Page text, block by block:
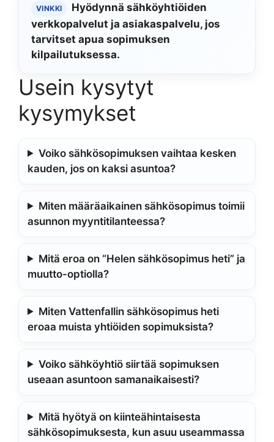
VINKKI
Hyödynnä sähköyhtiöiden
verkkopalvelut ja asiakaspalvelu, jos
tarvitset apua sopimuksen
kilpailutuksessa.
Usein kysytyt
kysymykset
Voiko sähkösopimuksen vaihtaa kesken
kauden, jos on kaksi asuntoa?
Miten määräaikainen sähkösopimus toimii
asunnon myyntitilanteessa?
Mitä eroa on “Helen sähkösopimus heti” ja
muutto-optiolla?
Miten Vattenfallin sähkösopimus heti
eroaa muista yhtiöiden sopimuksista?
Voiko sähköyhtiö siirtää sopimuksen
useaan asuntoon samanaikaisesti?
Mitä hyötyä on kiinteähintaisesta
sähkösopimuksesta, kun asuu useammassa